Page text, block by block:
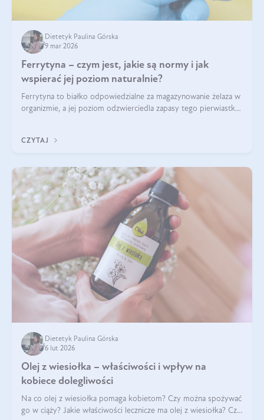
Dietetyk Paulina Górska
9 mar 2026
Ferrytyna – czym jest, jakie są normy i jak
wspierać jej poziom naturalnie?
Ferrytyna to białko odpowiedzialne za magazynowanie żelaza w
organizmie, a jej poziom odzwierciedla zapasy tego pierwiastka.
funkcjonowanie (
CZYTAJ
Dietetyk Paulina Górska
6 lut 2026
Olej z wiesiołka – właściwości i wpływ na
kobiece dolegliwości
Na co olej z wiesiołka pomaga kobietom? Czy można spożywać
go w ciąży? Jakie właściwości lecznicze ma olej z wiesiołka? Czy